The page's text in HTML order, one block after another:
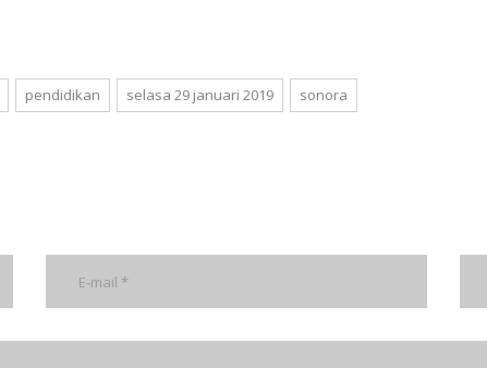
pendidikan selasa 29 januari 2019 sonora